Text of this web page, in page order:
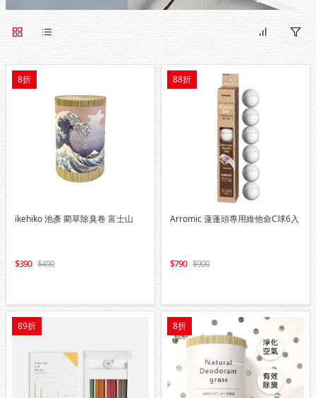
8折
ikehiko 池彥 藺草除臭卷 富士山
390 490
88折
Arromic 蓮蓬頭專用維他命C球6入
790 900
89折 8折